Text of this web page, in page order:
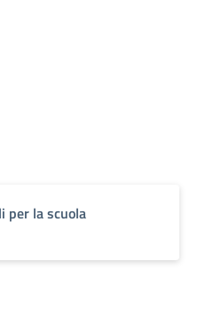
per la scuola